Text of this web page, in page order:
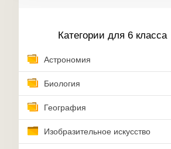
Категории для 6 класса
Астрономия
Биология
География
Изобразительное искусство